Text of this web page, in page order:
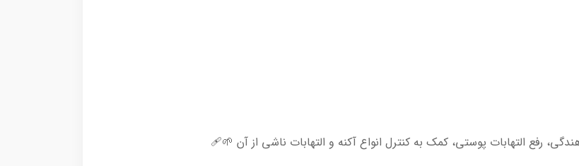
رفع التهابات پوستی، کمک به کنترل انواع آکنه و التهابات ناشی از آن 🌱🩹